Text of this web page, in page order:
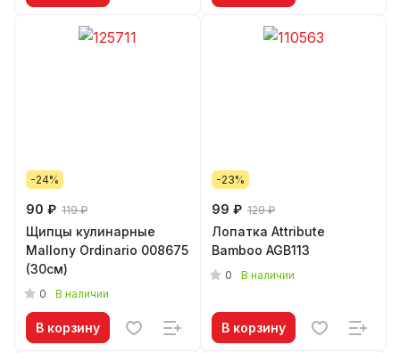
-24%
90 ₽ 119 ₽
Щипцы кулинарные
Mallony Ordinario 008675
(30см)
0 В наличии
В корзину
-23%
99 ₽ 129 ₽
Лопатка Attribute
Bamboo AGB113
0 В наличии
В корзину